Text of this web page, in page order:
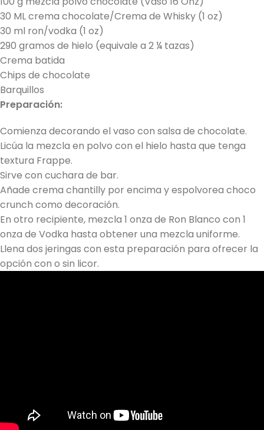
30 ML crema chocolate/Crema de Whisky (1 oz)
30 ml ron/vodka (1 oz)
290 gramos de hielo (equivale a 2 ¼ tazas)
Crema batida
Chips de chocolate
Barquillos
Preparación:
Comienza decorando el vaso con salsa de chocolate.
Licúa la mezcla en polvo con el hielo hasta que tenga
textura Frappe.
Sirve con cuchara de bar.
Añade crema chantilly por encima yespolvorea choco
crunch como decoración.
En otro recipiente, mezcla 1 onza de Ron Blanco con 1
onza de Vodka hasta obtener una mezcla uniforme.
Llena dos jeringas con esta preparación para ofrecer la
opción con o sin licor.